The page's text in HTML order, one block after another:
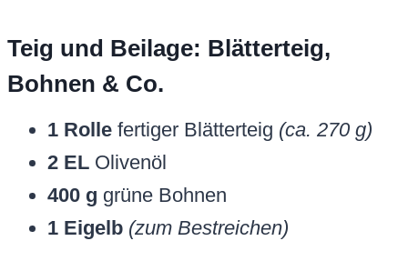
Teig und Beilage: Blätterteig,
Bohnen & Co.
1 Rolle fertiger Blätterteig (ca. 270 g)
2 EL Olivenöl
400 g grüne Bohnen
1 Eigelb (zum Bestreichen)